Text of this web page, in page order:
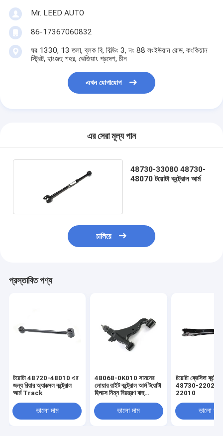
Mr. LEED AUTO
86-17367060832
ঘর 1330, 13 তলা, ব্লক বি, বিল্ডিং 3, নং 88 লংইউয়ান রোড, কংকিয়ান
স্ট্রিট, হাংজহু শহর, ঝেজিয়াং প্রদেশ, চীন
এখন যোগাযোগ
এর সেরা মূল্য পান
48730-33080 48730-
48070 টয়োটা কন্ট্রোল আর্ম
চালিয়ে
প্রস্তাবিত পণ্য
টয়োটা 48720-48010 এর
জন্য রিয়ার অ্যাক্সেল কন্ট্রোল
আর্ম Track
ভালো দাম
48068-0K010 সামনের
লোয়ার রাইট কন্ট্রোল আর্ম টয়োটা
হিলাক্স নিম্ন নিয়ন্ত্রণ বাহু
ভালো দাম
টয়োটা ক্রেসিদা
48730-22020
22010
ভালো দাম